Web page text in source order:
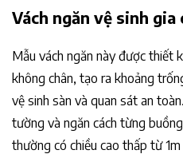
Vách ngăn vệ sinh
Mẫu vách ngăn này được thiết
không chân, tạo ra khoảng
vệ sinh sàn và quan sát an
tường và ngăn cách từng
thường có chiều cao thấp từ